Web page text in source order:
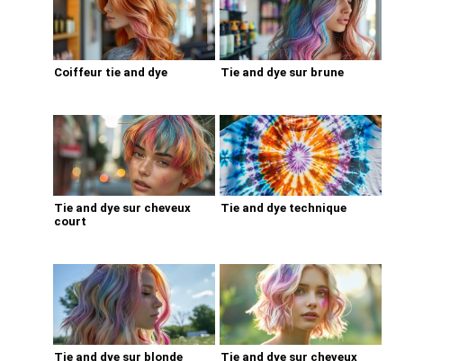
Coiffeur tie and dye Tie and dye sur brune
Tie and dye sur cheveux
court
Tie and dye technique
Tie and dye sur blonde Tie and dye sur cheveux